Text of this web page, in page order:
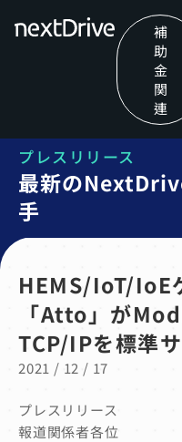
補
助
金
関
連
プレスリリース
最新の
手
HEMS/IoT/IoE
「Atto」が
TCP/IPを標準
2021 / 12 / 17
プレスリリース
報道関係者各位